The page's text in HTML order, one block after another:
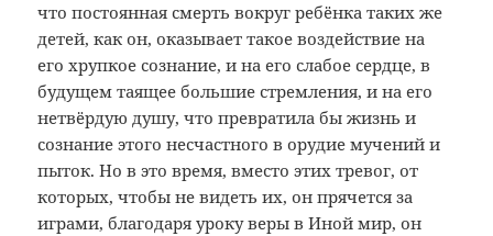
что постоянная смерть вокруг ребёнка таких же
детей, как он, оказывает такое воздействие на
его хрупкое сознание, и на его слабое сердце, в
будущем таящее большие стремления, и на его
нетвёрдую душу, что превратила бы жизнь и
сознание этого несчастного в орудие мучений и
пыток. Но в это время, вместо этих тревог, от
которых, чтобы не видеть их, он прячется за
играми, благодаря уроку веры в Иной мир, он